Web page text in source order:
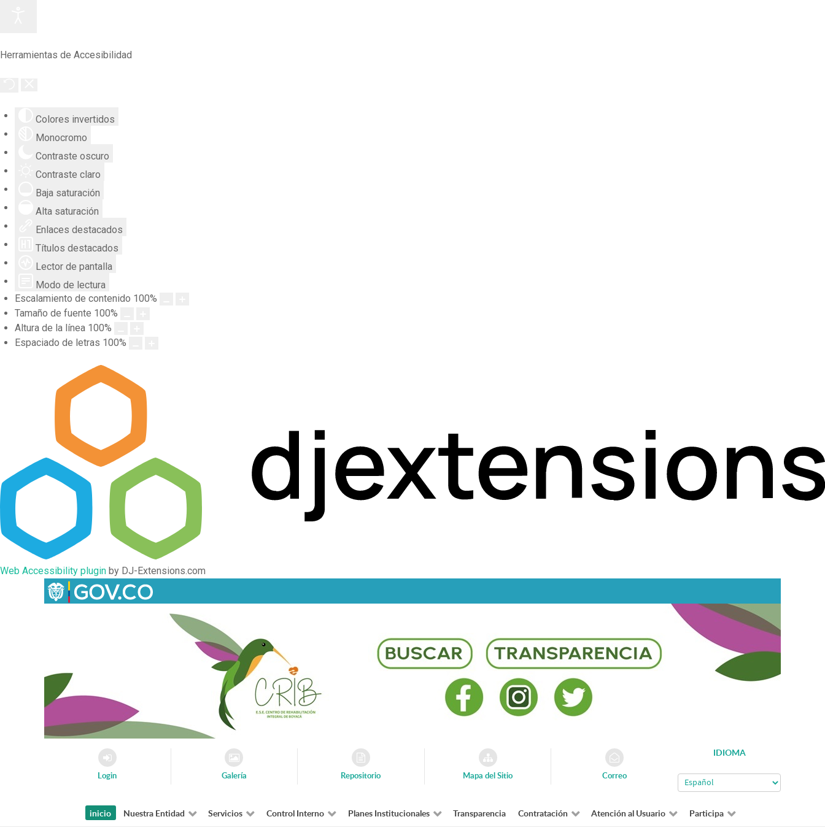
Herramientas de Accesibilidad
Colores invertidos
Monocromo
Contraste oscuro
Contraste claro
Baja saturación
Alta saturación
Enlaces destacados
Títulos destacados
Lector de pantalla
Modo de lectura
Escalamiento de contenido 100%
Tamaño de fuente 100%
Altura de la línea 100%
Espaciado de letras 100%
Web Accessibility plugin by DJ-Extensions.com
Login Galería Repositorio Mapa del Sitio Correo
IDIOMA
inicio Nuestra Entidad Servicios Control Interno Planes Institucionales Transparencia Contratación Atención al Usuario Participa